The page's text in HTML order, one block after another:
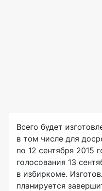
Всего будет
в том числе для
по 12 сентября 2015
голосования 13
в избиркоме.
планируется